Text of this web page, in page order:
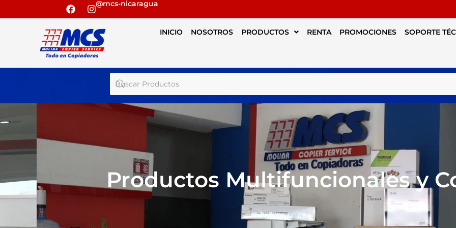
@mcs-nicaragua
INICIO NOSOTROS PRODUCTOS RENTA PROMOCIONES SOPORTE
Productos Multifuncionales y